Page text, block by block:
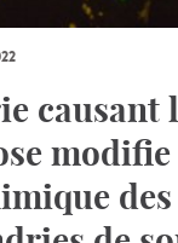
causant
des